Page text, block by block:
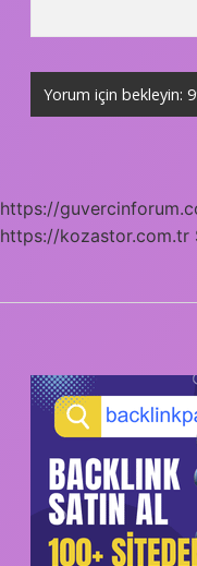
https://
https://kozastor.com.tr